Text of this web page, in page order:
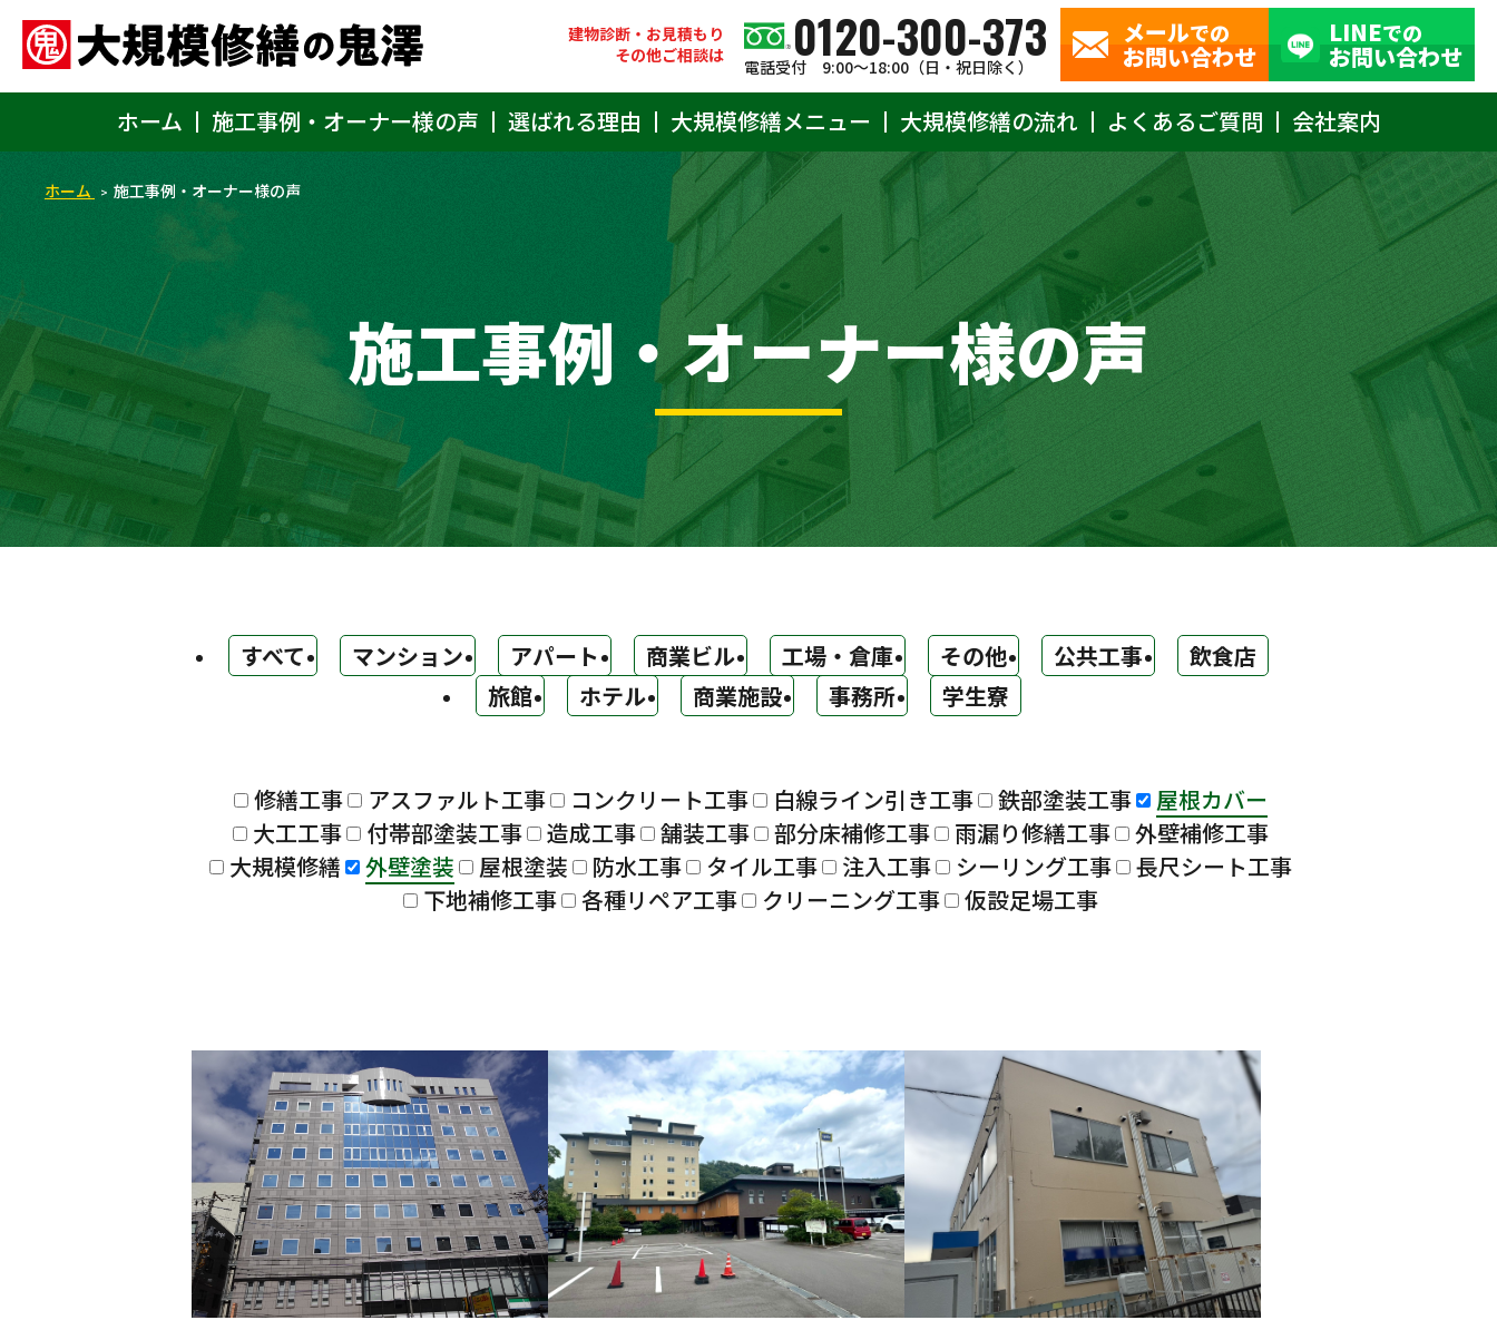
建物診断・お見積もり
その他ご相談は
0120-300-373
電話受付 9:00〜18:00（日・祝日除く）
メールでの
お問い合わせ
LINEでの
お問い合わせ
ホーム
施工事例・オーナー様の声 選ばれる理由 大規模修繕メニュー 大規模修繕の流れ よくあるご質問 会社案内
ホーム 施工事例・オーナー様の声
施工事例・オーナー様の声
すべて マンション アパート 商業ビル 工場・倉庫 その他 公共工事
飲食店
旅館
ホテル 商業施設 事務所 学生寮
修繕工事 アスファルト工事 コンクリート工事 白線ライン引き工事 鉄部塗装工事
屋根カバー
大工工事
付帯部塗装工事 造成工事 舗装工事 部分床補修工事 雨漏り修繕工事
外壁補修工事
大規模修繕
外壁塗装 屋根塗装 防水工事 タイル工事 注入工事 シーリング工事
長尺シート工事
下地補修工事
各種リペア工事 クリーニング工事 仮設足場工事